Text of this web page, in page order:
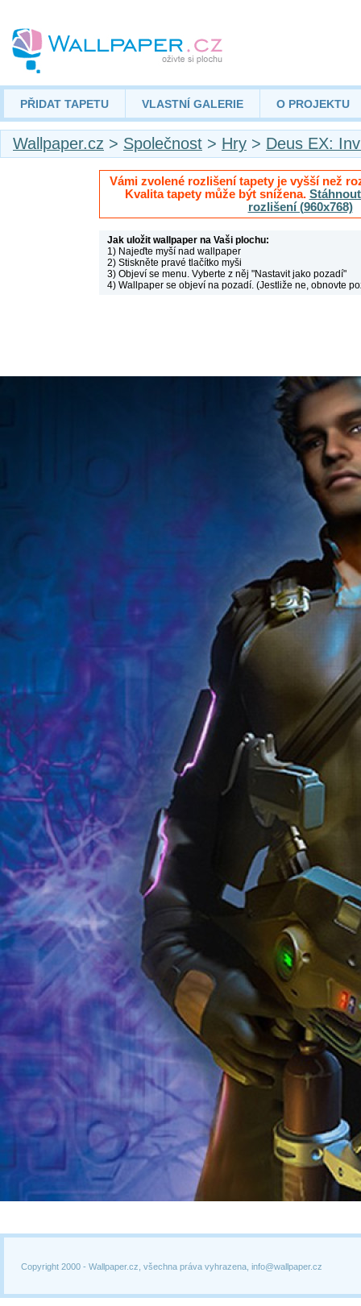
PŘIDAT TAPETU VLASTNÍ GALERIE O PROJEKTU
Wallpaper.cz > Společnost > Hry > Deus EX:
Vámi zvolené rozlišení tapety je vyšší než
Kvalita tapety může být snížena.
rozlišení (960x768)
Jak uložit wallpaper na Vaši plochu:
1) Najeďte myší nad wallpaper
2) Stiskněte pravé tlačítko myši
3) Objeví se menu. Vyberte z něj "Nastavit jako pozadí"
4) Wallpaper se objeví na pozadí. (Jestliže ne, obnovte
Copyright 2000 - Wallpaper.cz, všechna práva vyhrazena, info@wallpaper.cz